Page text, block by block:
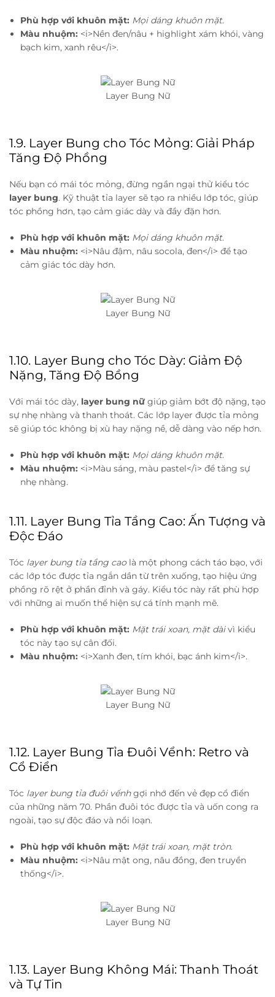
Phù hợp với khuôn mặt: Mọi dáng khuôn mặt.
Màu nhuộm: <i>Nền đen/nâu + highlight xám khói, vàng
bạch kim, xanh rêu</i>.
Layer Bung Nữ
1.9. Layer Bung cho Tóc Mỏng: Giải Pháp
Tăng Độ Phồng
Nếu bạn có mái tóc mỏng, đừng ngần ngại thử kiểu tóc
layer bung. Kỹ thuật tỉa layer sẽ tạo ra nhiều lớp tóc, giúp
tóc phồng hơn, tạo cảm giác dày và đầy đặn hơn.
Phù hợp với khuôn mặt: Mọi dáng khuôn mặt.
Màu nhuộm: <i>Nâu đậm, nâu socola, đen</i> để tạo
cảm giác tóc dày hơn.
Layer Bung Nữ
1.10. Layer Bung cho Tóc Dày: Giảm Độ
Nặng, Tăng Độ Bồng
Với mái tóc dày, layer bung nữ giúp giảm bớt độ nặng, tạo
sự nhẹ nhàng và thanh thoát. Các lớp layer được tỉa mỏng
sẽ giúp tóc không bị xù hay nặng nề, dễ dàng vào nếp hơn.
Phù hợp với khuôn mặt: Mọi dáng khuôn mặt.
Màu nhuộm: <i>Màu sáng, màu pastel</i> để tăng sự
nhẹ nhàng.
1.11. Layer Bung Tỉa Tầng Cao: Ấn Tượng và
Độc Đáo
Tóc layer bung tỉa tầng caolà một phong cách táo bạo, với
các lớp tóc được tỉa ngắn dần từ trên xuống, tạo hiệu ứng
phồng rõ rệt ở phần đỉnh và gáy. Kiểu tóc này rất phù hợp
với những ai muốn thể hiện sự cá tính mạnh mẽ.
Phù hợp với khuôn mặt: Mặt trái xoan, mặt dàivì kiểu
tóc này tạo sự cân đối.
Màu nhuộm: <i>Xanh đen, tím khói, bạc ánh kim</i>.
Layer Bung Nữ
1.12. Layer Bung Tỉa Đuôi Vểnh: Retro và
Cổ Điển
Tóc layer bung tỉa đuôi vểnhgợi nhớ đến vẻ đẹp cổ điển
của những năm 70. Phần đuôi tóc được tỉa và uốn cong ra
ngoài, tạo sự độc đáo và nổi loạn.
Phù hợp với khuôn mặt: Mặt trái xoan, mặt tròn.
Màu nhuộm: <i>Nâu mật ong, nâu đồng, đen truyền
thống</i>.
Layer Bung Nữ
1.13. Layer Bung Không Mái: Thanh Thoát
và Tự Tin